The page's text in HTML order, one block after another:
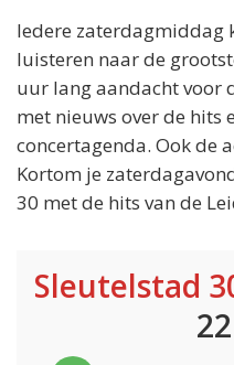
Iedere zaterdagmiddag
luisteren naar de
uur lang aandacht voor
met nieuws over de hits
concertagenda. Ook de
Kortom je
30 met de hits van de
Sleutelstad